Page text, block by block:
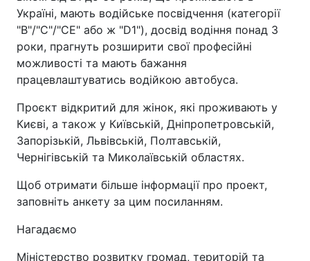
Україні, мають водійське посвідчення (категорії
"B"/"C"/"CE" або ж "D1"), досвід водіння понад 3
роки, прагнуть розширити свої професійні
можливості та мають бажання
працевлаштуватись водійкою автобуса.
Проєкт відкритий для жінок, які проживають у
Києві, а також у Київській, Дніпропетровській,
Запорізькій, Львівській, Полтавській,
Чернігівській та Миколаївській областях.
Щоб отримати більше інформації про проект,
заповніть анкету за цим посиланням.
Нагадаємо
Міністерство розвитку громад, територій та